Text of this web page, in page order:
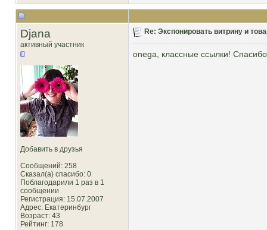
Djana
активный участник
Добавить в друзья
Сообщений: 258
Сказал(а) спасибо: 0
Поблагодарили 1 раз в 1
сообщении
Регистрация: 15.07.2007
Адрес: Екатеринбург
Возраст: 43
Рейтинг: 178
Re: Экспонировать витрину и
onega, классные ссылки!